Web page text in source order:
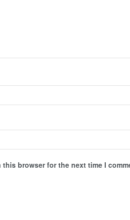
browser for the next time I